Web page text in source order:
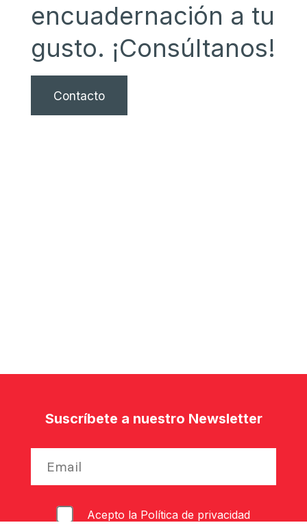
encuadernación a tu
gusto. ¡Consúltanos!
Contacto
Suscríbete a nuestro Newsletter
Acepto la Política de privacidad